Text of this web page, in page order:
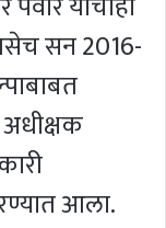
सन 2016-
आला.